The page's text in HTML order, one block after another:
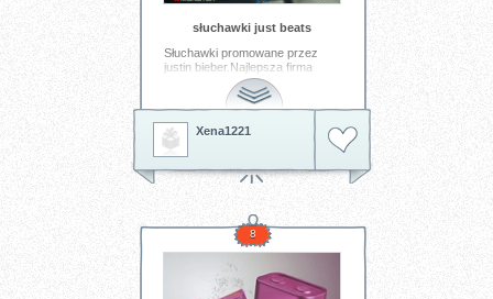
słuchawki just beats
Słuchawki promowane przez
justin bieber.Najlepsza firma
Tagi:słuchawki justin.b.
Xena1221
8